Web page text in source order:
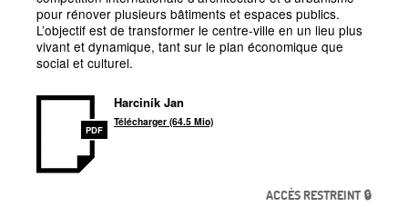
pour rénover plusieurs bâtiments et espaces publics.
L’objectif est de transformer le centre-ville en un lieu plus
vivant et dynamique, tant sur le plan économique que
social et culturel.
PDF
Harciník Jan
Télécharger (64.5 Mio)
ACCÈS RESTREINT 🔒